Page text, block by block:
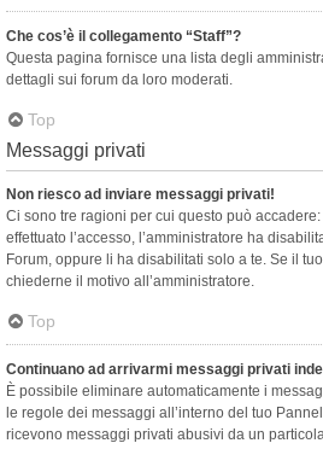
Che cos’è il collegamento “Staff”?
Questa pagina fornisce una lista degli
dettagli sui forum da loro moderati.
Top
Messaggi privati
Non riesco ad inviare messaggi privati!
Ci sono tre ragioni per cui questo può
effettuato l’accesso, l’amministratore ha
Forum, oppure li ha disabilitati solo a te. Se il
chiederne il motivo all’amministratore.
Top
Continuano ad arrivarmi messaggi privati
È possibile eliminare automaticamente i
le regole dei messaggi all’interno del tuo
ricevono messaggi privati ​​abusivi da un